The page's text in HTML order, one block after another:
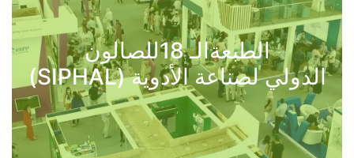
الطبعةالـ 18للصالون
الدولي لصناعة الأدوية (SIPHAL)